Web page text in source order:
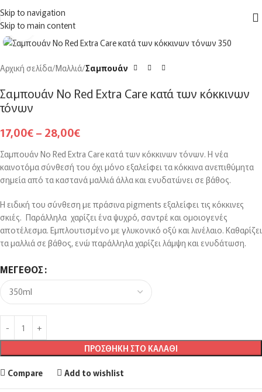
Skip to navigation
Skip to main content
MENU
Click to enlarge
Αρχική σελίδα Μαλλιά Σαμπουάν
Σαμπουάν No Red Extra Care κατά των κόκκινων
τόνων
17,00€– 28,00€
Σαμπουάν No Red Extra Care κατά των κόκκινων τόνων. Η νέα
καινοτόμα σύνθεσή του όχι μόνο εξαλείφει τα κόκκινα ανεπιθύμητα
σημεία από τα καστανά μαλλιά άλλα και ενυδατώνει σε βάθος.
Η ειδική του σύνθεση με πράσινα pigments εξαλείφει τις κόκκινες
σκιές. Παράλληλα χαρίζει ένα ψυχρό, σαντρέ και ομοιογενές
αποτέλεσμα. Εμπλουτισμένο με γλυκονικό οξύ και λινέλαιο. Καθαρίζει
τα μαλλιά σε βάθος, ενώ παράλληλα χαρίζει λάμψη και ενυδάτωση.
ΜΈΓΕΘΟΣ
ΠΡΟΣΘΉΚΗ ΣΤΟ ΚΑΛΆΘΙ
Compare Add to wishlist